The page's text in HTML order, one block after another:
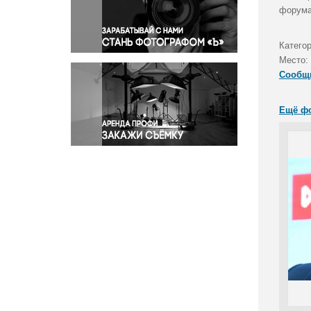
Правосудие
Происшествия и конфликты
Религия
Светская жизнь
Спорт
Экология
Экономика и бизнес
Место:
Ещё